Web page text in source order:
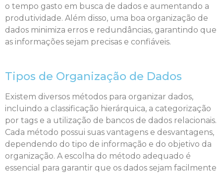
o tempo gasto em busca de dados e aumentando a
produtividade. Além disso, uma boa organização de
dados minimiza erros e redundâncias, garantindo que
as informações sejam precisas e confiáveis.
Tipos de Organização de Dados
Existem diversos métodos para organizar dados,
incluindo a classificação hierárquica, a categorização
por tags e a utilização de bancos de dados relacionais.
Cada método possui suas vantagens e desvantagens,
dependendo do tipo de informação e do objetivo da
organização. A escolha do método adequado é
essencial para garantir que os dados sejam facilmente